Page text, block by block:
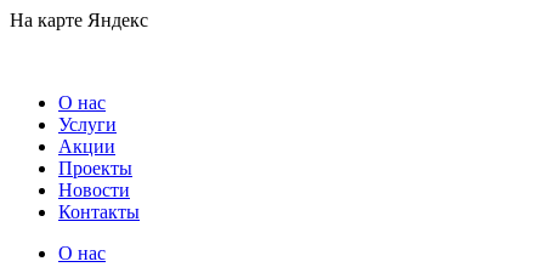
На карте Яндекс
О нас
Услуги
Акции
Проекты
Новости
Контакты
О нас